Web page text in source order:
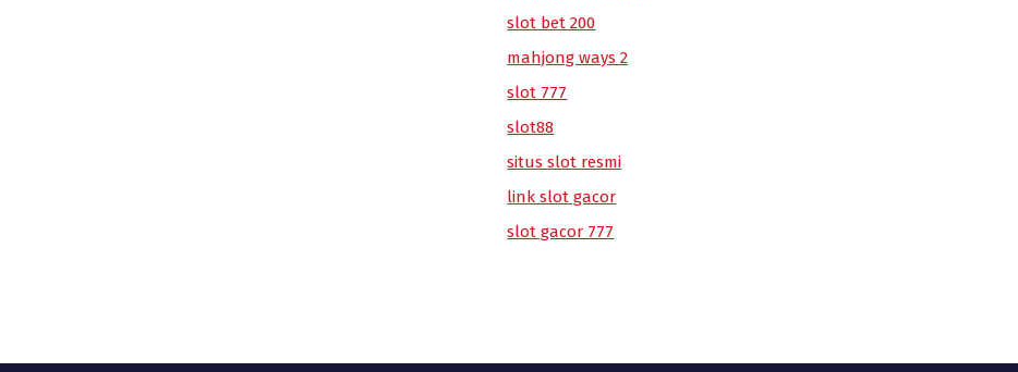
slot bet 200
mahjong ways 2
slot 777
slot88
situs slot resmi
link slot gacor
slot gacor 777